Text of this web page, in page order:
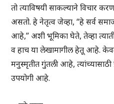
तो त्याविषयी साकल्याने विचार
असतो. हे नेतृत्व जेव्हा, “हे सर्व
आहे,” अशी भूमिका घेते, तेव्हा
व हाच या लेखामागील हेतू आहे.
मनुस्मृतीत गुंतली आहे, त्यांच्यासाठी
उपयोगी आहे.